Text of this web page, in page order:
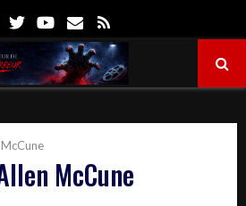
FacebookTwitterYoutube
Email
McCune